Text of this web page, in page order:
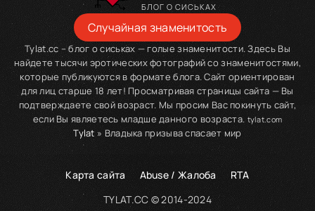
БЛОГ О СИСЬКАХ
Случайная знаменитость
Tylat.cc – блог о сиськах — голые знаменитости. Здесь Вы
найдете тысячи эротических фотографий со знаменитостями,
которые публикуются в формате блога. Сайт ориентирован
для лиц старше 18 лет! Просматривая страницы сайта — Вы
подтверждаете свой возраст. Мы просим Вас покинуть сайт,
если Вы являетесь младше данного возраста. tylat.com
Tylat » Владыка призыва спасает мир
Карта сайта Abuse / Жалоба
RTA
TYLAT.CC © 2014-2024